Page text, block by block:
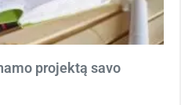
projektą savo